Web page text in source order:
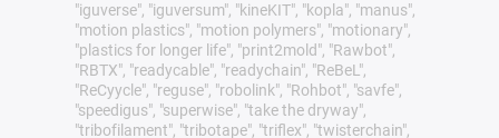
"iguverse", "iguversum", "kineKIT", "kopla", "manus",
"motion plastics", "motion polymers", "motionary",
"plastics for longer life", "print2mold", "Rawbot",
"RBTX", "readycable", "readychain", "ReBeL",
"ReCyycle", "reguse", "robolink", "Rohbot", "savfe",
"speedigus", "superwise", "take the dryway",
"tribofilament", "tribotape", "triflex", "twisterchain",